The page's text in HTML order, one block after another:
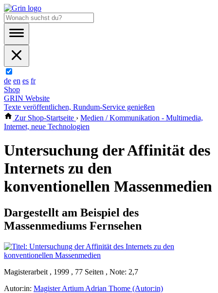
de en es fr
Shop
GRIN Website
Texte veröffentlichen, Rundum-Service genießen
Zur Shop-Startseite › Medien / Kommunikation - Multimedia,
Internet, neue Technologien
Untersuchung der Affinität des
Internets zu den
konventionellen Massenmedien
Dargestellt am Beispiel des
Massenmediums Fernsehen
Magisterarbeit , 1999 , 77 Seiten , Note: 2,7
Autor:in: Magister Artium Adrian Thome (Autor:in)